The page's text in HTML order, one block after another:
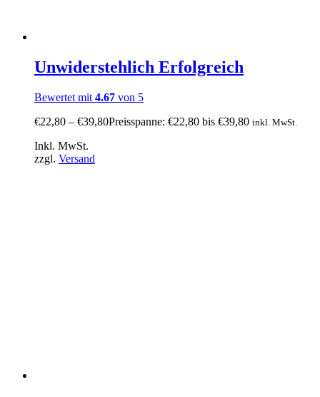
Unwiderstehlich Erfolgreich
Bewertet mit 4.67 von 5
€22,80 – €39,80Preisspanne: €22,80 bis €39,80 inkl. MwSt.
Inkl. MwSt.
zzgl. Versand